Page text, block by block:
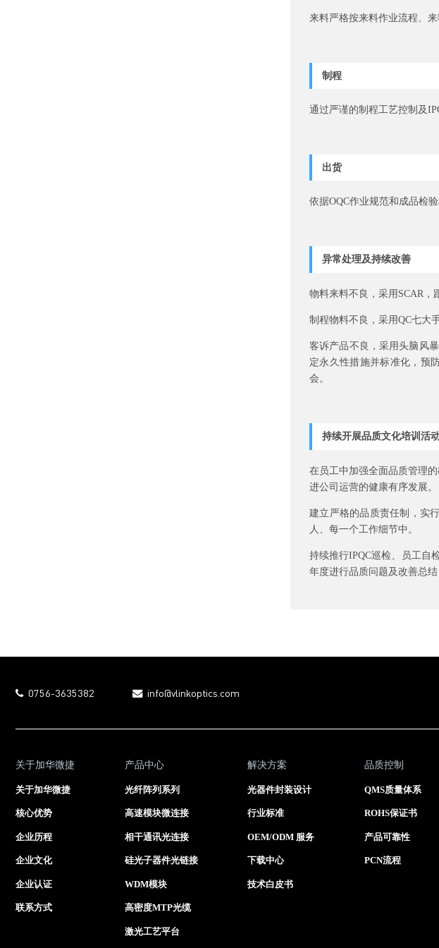
来料严格按来料作业流程、
制程
通过严谨的制程工艺控制及
出货
依据OQC作业规范和成品检
异常处理及持续改善
物料来料不良，采用SCAR
制程物料不良，采用QC七大
客诉产品不良，采用头脑风
定永久性措施并标准化，预
会。
持续开展品质文化培训活
在员工中加强全面品质管理
进公司运营的健康有序发展。
建立严格的品质责任制，实
人、每一个工作细节中。
持续推行IPQC巡检、员工自
年度进行品质问题及改善总
0756-3635382 info@vlinkoptics.com
关于加华微捷
关于加华微捷
核心优势
企业历程
企业文化
企业认证
联系方式
产品中心
光纤阵列系列
高速模块微连接
相干通讯光连接
硅光子器件光链接
WDM模块
高密度MTP光缆
激光工艺平台
解决方案
光器件封装设计
行业标准
OEM/ODM 服务
下载中心
技术白皮书
品质控制
QMS质量体系
ROHS保证书
产品可靠性
PCN流程